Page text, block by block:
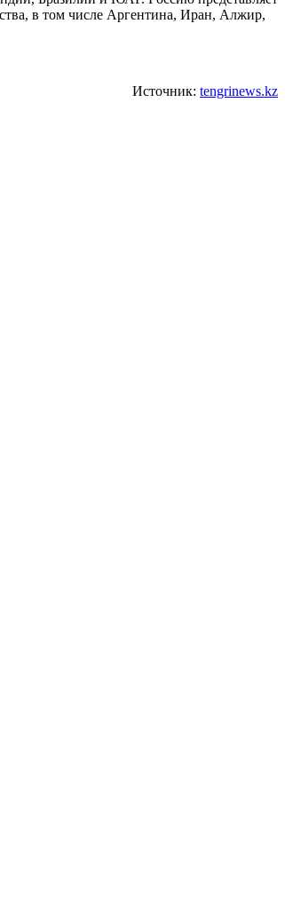
в том числе Аргентина, Иран, Алжир,
Источник: tengrinews.kz